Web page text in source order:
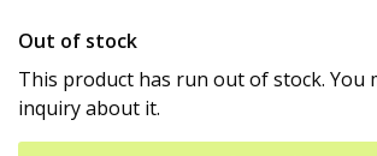
Out of stock
This product has run out of stock. You
inquiry about it.